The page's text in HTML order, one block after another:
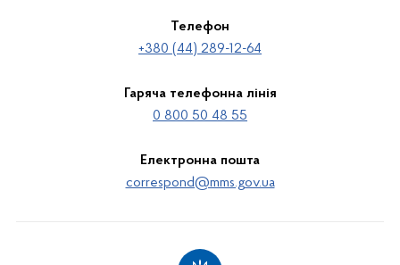
Телефон
+380 (44) 289-12-64
Гаряча телефонна лінія
0 800 50 48 55
Електронна пошта
correspond@mms.gov.ua